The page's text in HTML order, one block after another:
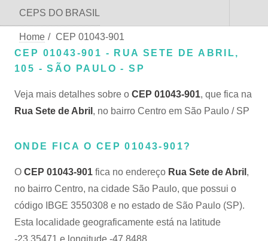
CEPS DO BRASIL
Home / CEP 01043-901
CEP 01043-901 - RUA SETE DE ABRIL,
105 - SÃO PAULO - SP
Veja mais detalhes sobre o CEP 01043-901, que fica na
Rua Sete de Abril , no bairro Centro em São Paulo / SP
ONDE FICA O CEP 01043-901?
O CEP 01043-901 fica no endereço Rua Sete de Abril ,
no bairro Centro, na cidade São Paulo, que possui o
código IBGE 3550308 e no estado de São Paulo (SP).
Esta localidade geograficamente está na latitude
-23.35471 e longitude -47.8488